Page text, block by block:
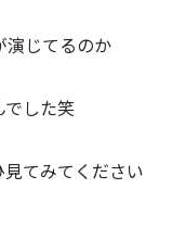
演じてるのか
でした笑
てみてください